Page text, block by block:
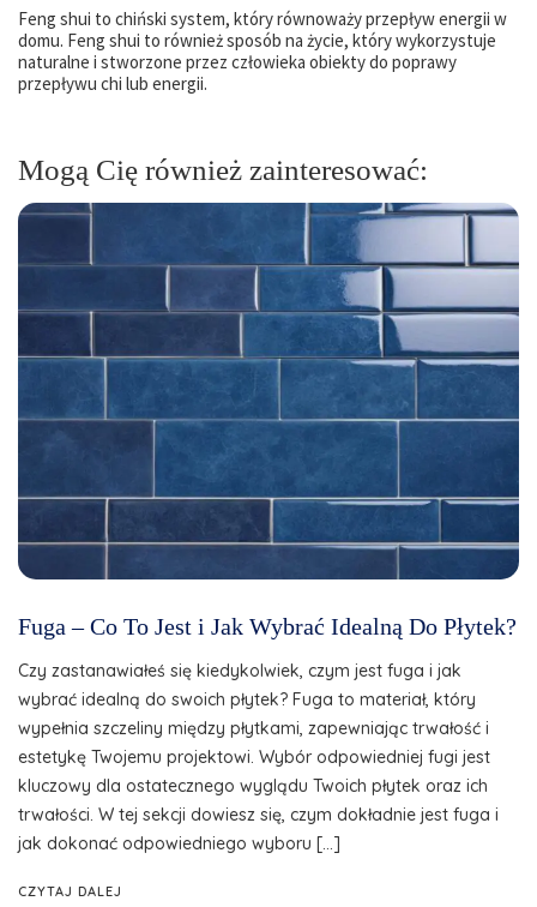
Feng shui to chiński system, który równoważy przepływ energii w
domu. Feng shui to również sposób na życie, który wykorzystuje
naturalne i stworzone przez człowieka obiekty do poprawy
przepływu chi lub energii.
Mogą Cię również zainteresować:
Fuga – Co To Jest i Jak Wybrać Idealną Do Płytek?
Czy zastanawiałeś się kiedykolwiek, czym jest fuga i jak
wybrać idealną do swoich płytek? Fuga to materiał, który
wypełnia szczeliny między płytkami, zapewniając trwałość i
estetykę Twojemu projektowi. Wybór odpowiedniej fugi jest
kluczowy dla ostatecznego wyglądu Twoich płytek oraz ich
trwałości. W tej sekcji dowiesz się, czym dokładnie jest fuga i
jak dokonać odpowiedniego wyboru […]
CZYTAJ DALEJ